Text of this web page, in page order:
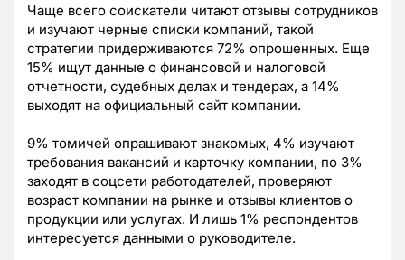
Чаще всего соискатели читают отзывы сотрудников
и изучают черные списки компаний, такой
стратегии придерживаются 72% опрошенных. Еще
15% ищут данные о финансовой и налоговой
отчетности, судебных делах и тендерах, а 14%
выходят на официальный сайт компании.
9% томичей опрашивают знакомых, 4% изучают
требования вакансий и карточку компании, по 3%
заходят в соцсети работодателей, проверяют
возраст компании на рынке и отзывы клиентов о
продукции или услугах. И лишь 1% респондентов
интересуется данными о руководителе.